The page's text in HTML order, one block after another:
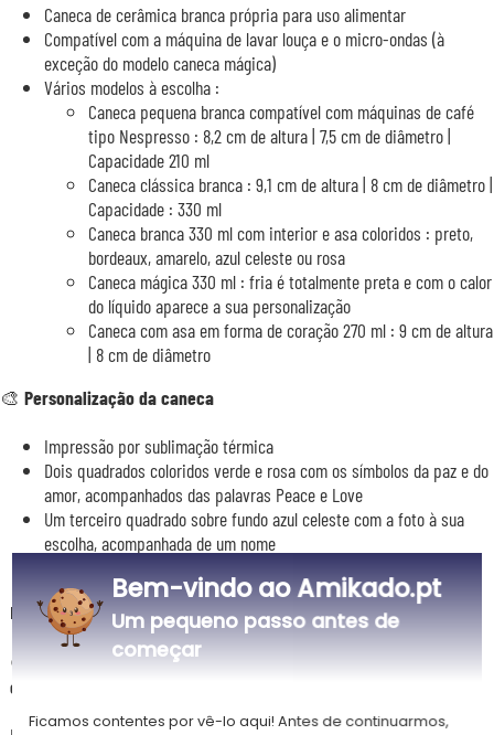
Caneca de cerâmica branca própria para uso alimentar
Compatível com a máquina de lavar louça e o micro-ondas (à
exceção do modelo caneca mágica)
Vários modelos à escolha :
Caneca pequena branca compatível com máquinas de café
tipo Nespresso : 8,2 cm de altura | 7,5 cm de diâmetro |
Capacidade 210 ml
Caneca clássica branca : 9,1 cm de altura | 8 cm de diâmetro |
Capacidade : 330 ml
Caneca branca 330 ml com interior e asa coloridos : preto,
bordeaux, amarelo, azul celeste ou rosa
Caneca mágica 330 ml : fria é totalmente preta e com o calor
do líquido aparece a sua personalização
Caneca com asa em forma de coração 270 ml : 9 cm de altura
| 8 cm de diâmetro
🎨 Personalização da caneca
Impressão por sublimação térmica
Dois quadrados coloridos verde e rosa com os símbolos da paz e do
amor, acompanhados das palavras Peace e Love
Um terceiro quadrado sobre fundo azul celeste com a foto à sua
escolha, acompanhada de um nome
Descrição
☮️ Os símbolos Peace and Love para acompanhar a foto de um
ente querido
Bem-vindo ao Amikado.pt
Um pequeno passo antes de
começar
Ficamos contentes por vê-lo aqui! Antes de continuarmos,